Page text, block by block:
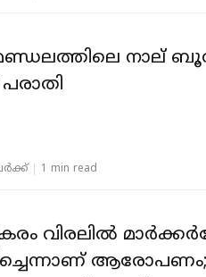
മണ്ഡലത്തിലെ നാല്
1 min read
വിരലില്‍